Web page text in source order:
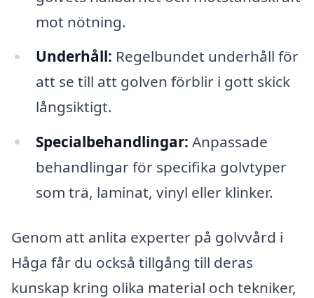
mot nötning.
Underhåll: Regelbundet underhåll för
att se till att golven förblir i gott skick
långsiktigt.
Specialbehandlingar: Anpassade
behandlingar för specifika golvtyper
som trä, laminat, vinyl eller klinker.
Genom att anlita experter på golvvård i
Håga får du också tillgång till deras
kunskap kring olika material och tekniker,